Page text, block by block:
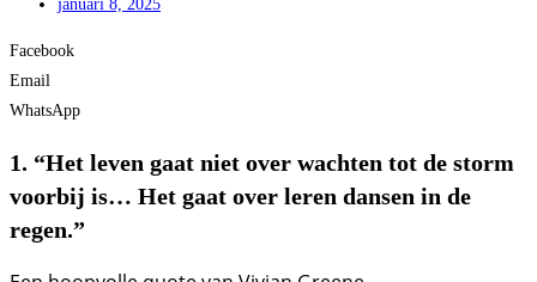
januari 8, 2025
Facebook
Email
WhatsApp
1. “Het leven gaat niet over wachten tot de storm
voorbij is… Het gaat over leren dansen in de
regen.”